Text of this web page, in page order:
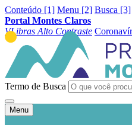
Conteúdo [1] Menu [2] Busca [3]
Portal Montes Claros
VLibras Alto Contraste
Termo de Busca
Menu